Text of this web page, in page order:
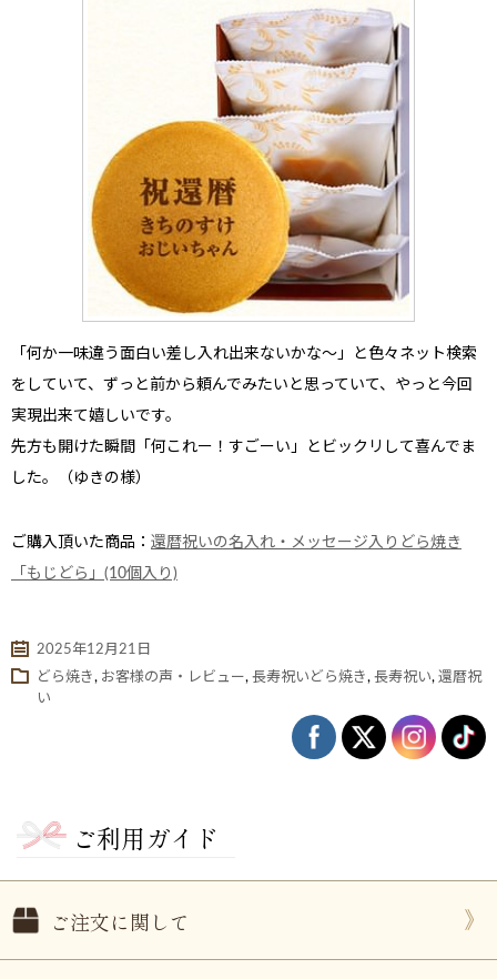
退職・異動の挨拶におすすめのお菓子ギ
「何か一味違う面白い差し入れ出来ないかな〜」
と色々ネット検索
をしていて、ずっと前から頼んでみたいと思っていて、やっと今回
実現出来て嬉しいです。
先方も 開けた瞬間「何これー！すごーい」とビックリして喜んでま
した。
（ゆきの様）
ご購入頂いた商品： 還暦祝いの名入れ・メッセージ入りどら焼き
「もじどら」(10個入り)
2025年12月21日
どら焼き, お客様の声・レビュー, 長寿祝いどら焼き, 長寿祝い, 還暦祝
い
ご利用ガイド
ご注文に関して